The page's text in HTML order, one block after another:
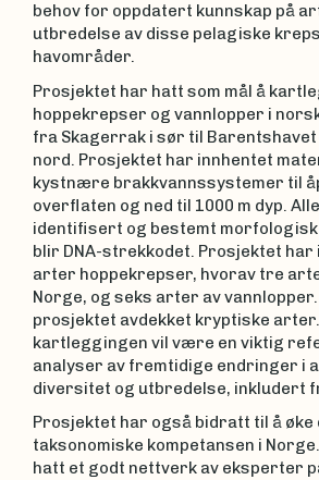
behov for oppdatert kunnskap på
utbredelse av disse pelagiske
havområder.
Prosjektet har hatt som mål å
hoppekrepser og vannlopper i
fra Skagerrak i sør til Barentshavet
nord. Prosjektet har innhentet
kystnære brakkvannssystemer til
overflaten og ned til 1000 m dyp.
identifisert og bestemt
blir DNA-strekkodet. Prosjektet
arter hoppekrepser, hvorav tre
Norge, og seks arter av
prosjektet avdekket kryptiske
kartleggingen vil være en viktig
analyser av fremtidige endringer i
diversitet og utbredelse, inkludert
Prosjektet har også bidratt til å øke
taksonomiske kompetansen i
hatt et godt nettverk av eksperter